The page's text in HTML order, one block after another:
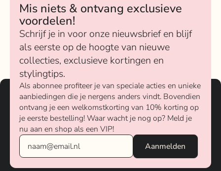
Mis niets & ontvang exclusieve
voordelen!
Schrijf je in voor onze nieuwsbrief en blijf
als eerste op de hoogte van nieuwe
collecties, exclusieve kortingen en
stylingtips.
Als abonnee profiteer je van speciale acties en unieke
aanbiedingen die je nergens anders vindt. Bovendien
ontvang je een welkomstkorting van 10% korting op
je eerste bestelling! Waar wacht je nog op? Meld je
nu aan en shop als een VIP!